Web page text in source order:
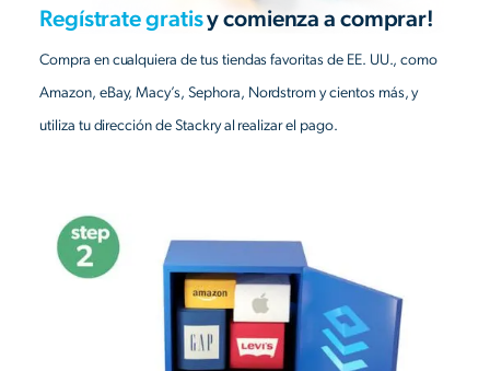
Regístrate gratisy comienza a comprar!
Compra en cualquiera de tus tiendas favoritas de EE. UU., como
Amazon, eBay, Macy’s, Sephora, Nordstrom y cientos más, y
utiliza tu dirección de Stackry al realizar el pago.